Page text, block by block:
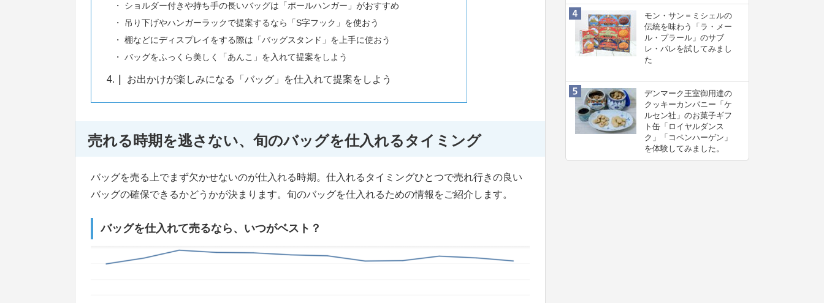
ショルダー付きや持ち手の長いバッグは「ポールハンガー」がおすすめ
吊り下げやハンガーラックで提案するなら「S字フック」を使おう
棚などにディスプレイをする際は「バッグスタンド」を上手に使おう
バッグをふっくら美しく「あんこ」を入れて提案をしよう
4. お出かけが楽しみになる「バッグ」を仕入れて提案をしよう
売れる時期を逃さない、旬のバッグを仕入れるタイミング
バッグを売る上でまず欠かせないのが仕入れる時期。仕入れるタイミングひとつで売れ行きの良い
バッグの確保できるかどうかが決まります。旬のバッグを仕入れるための情報をご紹介します。
バッグを仕入れて売るなら、いつがベスト？
モン・サン＝ミシェルの
伝統を味わう「ラ・メー
ル・プラール」のサブ
レ・パレを試してみまし
た
デンマーク王室御用達の
クッキーカンパニー「ケ
ルセン社」のお菓子ギフ
ト缶「ロイヤルダンス
ク」「コペンハーゲン」
を体験してみました。